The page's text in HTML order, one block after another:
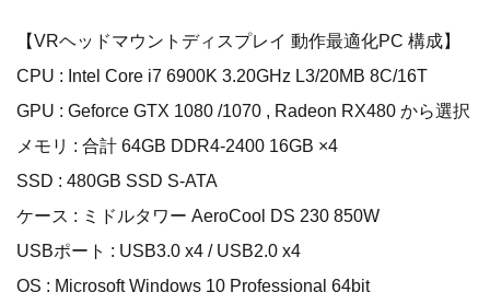
【VRヘッドマウントディスプレイ 動作最適化PC 構成】
CPU : Intel Core i7 6900K 3.20GHz L3/20MB 8C/16T
GPU : Geforce GTX 1080 /1070 , Radeon RX480 から選択
メモリ : 合計 64GB DDR4-2400 16GB ×4
SSD : 480GB SSD S-ATA
ケース : ミドルタワー AeroCool DS 230 850W
USBポート : USB3.0 x4 / USB2.0 x4
OS : Microsoft Windows 10 Professional 64bit